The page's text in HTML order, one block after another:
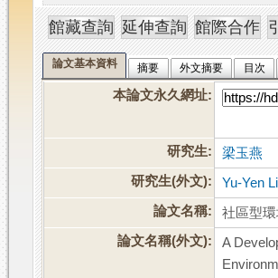
論文基本資料 摘要 外文摘要 目次
本論文永久網址:
研究生:
梁玉燕
研究生(外文):
Yu-Yen
論文名稱:
社區型
論文名稱(外文):
A